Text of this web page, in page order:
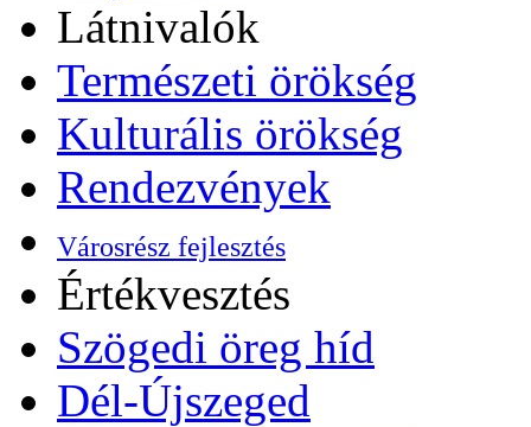
Látnivalók
Természeti örökség
Kulturális örökség
Rendezvények
Városrész fejlesztés
Értékvesztés
Szögedi öreg híd
Dél-Újszeged